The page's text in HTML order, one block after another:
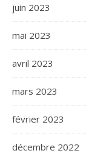
juin 2023
mai 2023
avril 2023
mars 2023
février 2023
décembre 2022